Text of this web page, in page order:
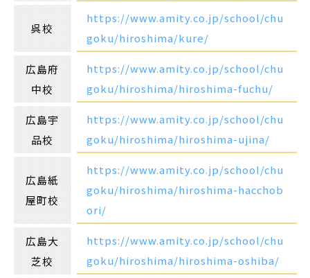
呉校
https://www.amity.co.jp/school/chu
goku/hiroshima/kure/
広島府
中校
https://www.amity.co.jp/school/chu
goku/hiroshima/hiroshima-fuchu/
広島宇
品校
https://www.amity.co.jp/school/chu
goku/hiroshima/hiroshima-ujina/
広島紙
屋町校
https://www.amity.co.jp/school/chu
goku/hiroshima/hiroshima-hacchob
ori/
広島大
芝校
https://www.amity.co.jp/school/chu
goku/hiroshima/hiroshima-oshiba/